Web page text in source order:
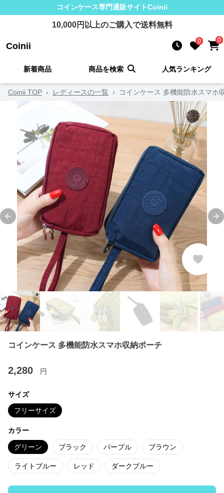
コインケース専門通販サイトCoinii
10,000円以上のご購入で送料無料
Coinii 0 0
新着商品 商品を検索 人気ランキング
Coinii TOP › レディースの一覧 › コインケース 多機能防水スマホ
Previous slide
コインケース 多機能防水スマホ収納ポーチ
2,280 円
サイズ
フリーサイズ
カラー
グリーン ブラック パープル ブラウン
ライトブルー レッド ダークブルー